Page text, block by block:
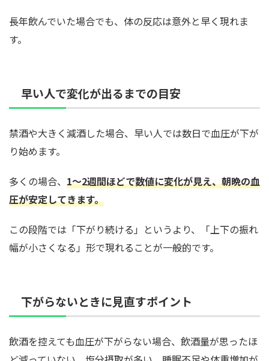
長年飲んでいた場合でも、体の反応は意外と早く現れま
す。
早い人で変化が出るまでの目安
禁酒や大きく減酒した場合、早い人では数日で血圧が下が
り始めます。
多くの場合、 1〜2週間ほどで数値に変化が見え、朝晩の血
圧が安定してきます。
この段階では「下がり続ける」というより、「上下の振れ
幅が小さくなる」形で現れることが一般的です。
下がらないときに見直すポイント
飲酒を控えても血圧が下がらない場合、飲酒量が思ったほ